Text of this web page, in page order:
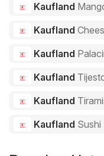
Kaufland
Kaufland
Kaufland
Kaufland
Kaufland
Kaufland Sushi